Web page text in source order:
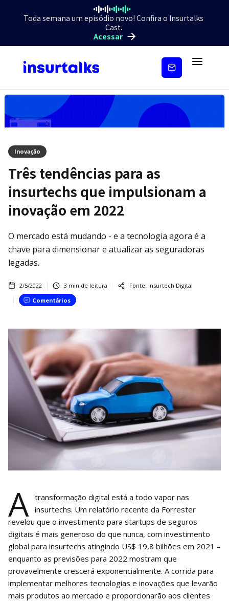
Toda semana um episódio novo! Confira o Insurtalks
Cast.
Acessar
Inscreva-
Inovação
Três tendências para as
insurtechs que impulsionam a
inovação em 2022
O mercado está mudando - e a tecnologia agora é a
chave para dimensionar e atualizar as seguradoras
legadas.
2/5/2022 3 min de leitura Fonte: Insurtech Digital
Comentários
A transformação digital está a todo vapor nas
insurtechs. Um relatório recente da Forrester
revelou que o investimento para startups de seguros
digitais é mais generoso do que nunca, com investimento
global para insurtechs atingindo US$ 19,8 bilhões em 2021 –
enquanto as previsões para 2022 mostram que
provavelmente crescerá exponencialmente. A corrida para
implementar melhores tecnologias e inovações que levarão
mais produtos ao mercado e proporcionarão aos clientes